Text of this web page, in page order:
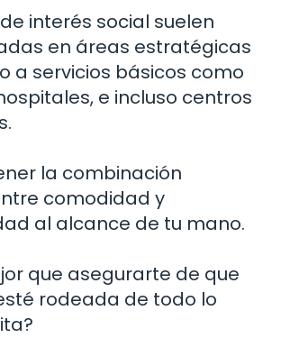
interés social suelen
en áreas estratégicas
a servicios básicos como
e incluso centros
la combinación
comodidad y
al alcance de tu mano.
que asegurarte de que
rodeada de todo lo